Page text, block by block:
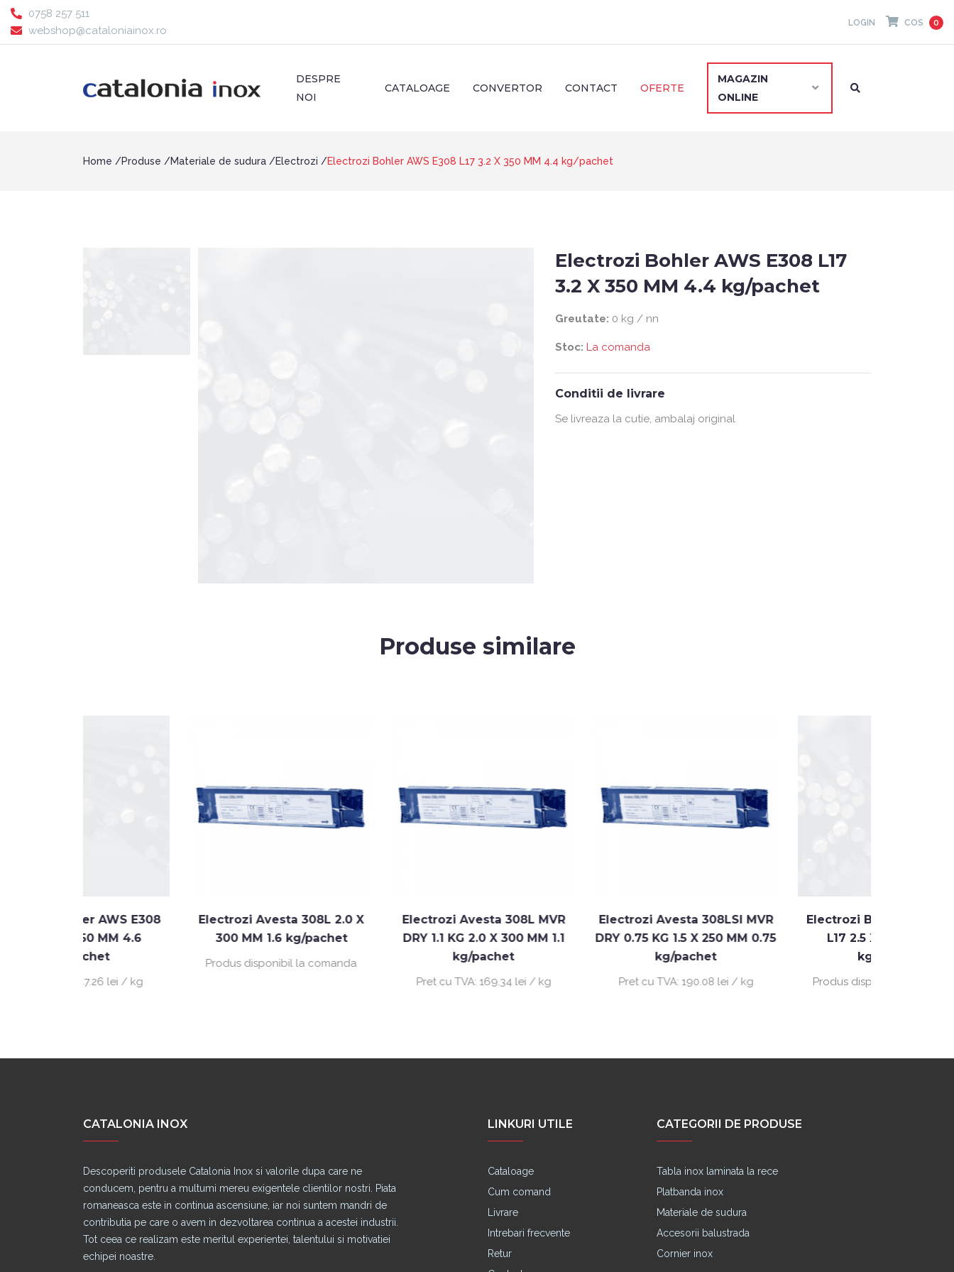
0758 257 511
webshop@cataloniainox.ro
LOGIN COS 0
DESPRE
NOI
CATALOAGE CONVERTOR CONTACT OFERTE
MAGAZIN
ONLINE
Home Produse Materiale de sudura Electrozi Electrozi Bohler AWS E308 L17 3.2 X 350 MM 4.4 kg/pachet
Electrozi Bohler AWS E308 L17
3.2 X 350 MM 4.4 kg/pachet
Greutate: 0 kg / nn
Stoc: La comanda
Conditii de livrare
Se livreaza la cutie, ambalaj original
Produse similare
Electrozi Avesta 308L 2.0 X
300 MM 1.6 kg/pachet
Produs disponibil la comanda
Electrozi Avesta 308L MVR
DRY 1.1 KG 2.0 X 300 MM 1.1
169.34 lei / kg
Electrozi Avesta 308LSI MVR
DRY 0.75 KG 1.5 X 250 MM 0.75
Pret cu TVA: 190.08 lei / kg
Electrozi Bohler AWS E308
L17 2.5 X 300 MM 3.9
Produs disponibil la comanda
CATALONIA INOX
Descoperiti produsele Catalonia Inox si valorile dupa care ne
conducem, pentru a multumi mereu exigentele clientilor nostri. Piata
romaneasca este in continua ascensiune, iar noi suntem mandri de
contributia pe care o avem in dezvoltarea continua a acestei industrii.
Tot ceea ce realizam este meritul experientei, talentului si motivatiei
echipei noastre.
LINKURI UTILE
Cataloage
Cum comand
Livrare
Intrebari frecvente
Retur
CATEGORII DE PRODUSE
Tabla inox laminata la rece
Platbanda inox
Materiale de sudura
Accesorii balustrada
Cornier inox